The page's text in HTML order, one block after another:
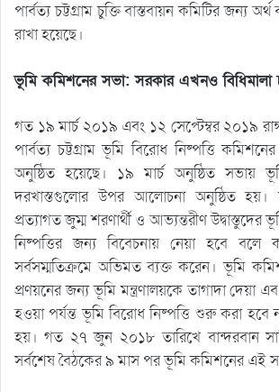
পার্বত্য চট্টগ্রাম চুক্তি বাস্তবায়ন কমিটির জন্য অর্থ
রাখা হয়েছে।
ভূমি কমিশনের সভা: সরকার এখনও বিধিমালা
গত ১৯ মার্চ ২০১৯ এবং ১২ সেপ্টেম্বর ২০১৯
পার্বত্য চট্টগ্রাম ভূমি বিরোধ নিষ্পত্তি
অনুষ্ঠিত হয়েছে। ১৯ মার্চ অনুষ্ঠিত সভায়
দরখাস্তগুলোর উপর আলোচনা অনুষ্ঠিত হয়।
প্রত্যাগত জুম্ম শরণার্থী ও আভ্যন্তরীণ
নিষ্পত্তির জন্য বিবেচনায় নেয়া হবে বলে
সর্বসম্মতিক্রমে অভিমত ব্যক্ত করেন। ভূমি
প্রণয়নের জন্য ভূমি মন্ত্রণালয়কে তাগাদা দেয়া
হওয়া পর্যন্ত ভূমি বিরোধ নিষ্পত্তি শুরু করা হবে
হয়। গত ২৭ জুন ২০১৮ তারিখে বান্দরবান
সর্বশেষ বৈঠকের ৯ মাস পর ভূমি কমিশনের এই